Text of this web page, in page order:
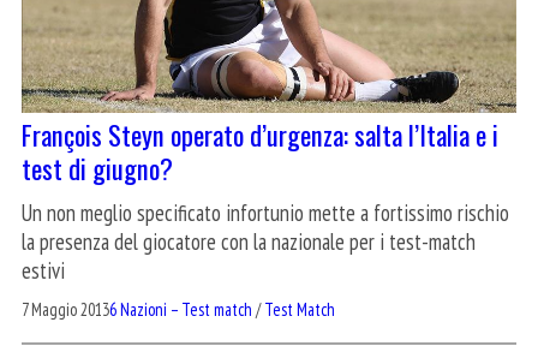
François Steyn operato d’urgenza: salta l’Italia e i
test di giugno?
Un non meglio specificato infortunio mette a fortissimo rischio
la presenza del giocatore con la nazionale per i test-match
estivi
7 Maggio 20136 Nazioni – Test match /Test Match